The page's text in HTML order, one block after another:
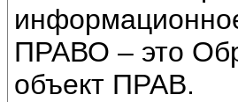
ПРАВО – это
объект ПРАВ.